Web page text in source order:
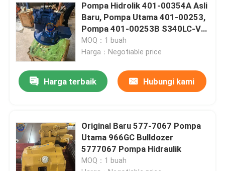
Tentang kami
Tur Pabrik
Kontrol kualitas
Hubungi kami
Berita
Pompa Hidrolik 401-00354A Asli
Baru, Pompa Utama 401-00253,
Pompa 401-00253B S340LC-V
Excavator
MOQ：1 buah
Harga：Negotiable price
Harga terbaik Hubungi kami
Original Baru 577-7067 Pompa
Utama 966GC Bulldozer
5777067 Pompa Hidraulik
MOQ：1 buah